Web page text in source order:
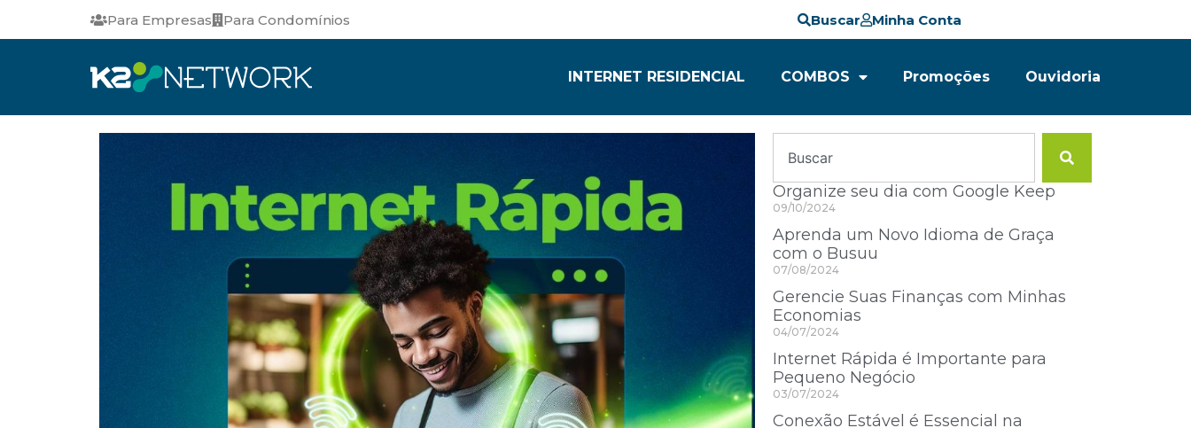
Para Empresas Para Condomínios Buscar Minha Conta
INTERNET RESIDENCIAL COMBOS Promoções Ouvidoria
Organize seu dia com Google Keep
09/10/2024
Aprenda um Novo Idioma de Graça
com o Busuu
07/08/2024
Gerencie Suas Finanças com Minhas
Economias
04/07/2024
Internet Rápida é Importante para
Pequeno Negócio
03/07/2024
Conexão Estável é Essencial na